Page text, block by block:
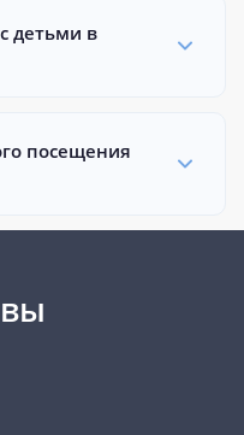
детьми в
посещения